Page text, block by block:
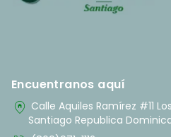
Encuentranos aquí
home_pin Calle Aquiles Ramírez #11
Santiago Republica